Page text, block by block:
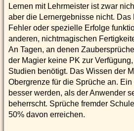
Lernen mit Lehrmeister ist zwar
aber die Lernergebnisse nicht.
Fehler oder spezielle Erfolge
anderen, nichtmagischen
An Tagen, an denen
der Magier keine PK zur
Studien benötigt. Das Wissen der
Obergrenze für die Sprüche an.
besser werden, als der Anwender
beherrscht. Sprüche fremder
50% davon erreichen.